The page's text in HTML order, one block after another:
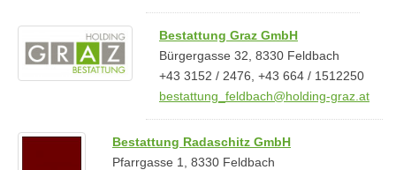
Bestattung Graz GmbH
Bürgergasse 32, 8330 Feldbach
+43 3152 / 2476, +43 664 / 1512250
bestattung_feldbach@holding-graz.at
Bestattung Radaschitz GmbH
Pfarrgasse 1, 8330 Feldbach